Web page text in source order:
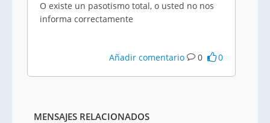
O existe un pasotismo total, o usted no nos
informa correctamente
Añadir comentario 0 0
MENSAJES RELACIONADOS